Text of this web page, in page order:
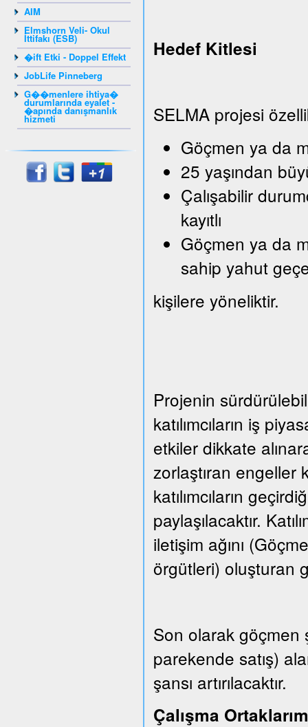
AIM
Elmshorn Veli- Okul
İttifakı (ESB)
�ift Etki - Doppel Effekt
JobLife Pinneberg
G��menlere ihtiya�
durumlarında eyalet -
�apında danışmanlık
hizmeti
Hedef Kitlesi
SELMA projesi
Göçmen ya da
25 yaşından
Çalışabilir
kayıtlı
Göçmen ya da
sahip yahut
kişilere yöneliktir.
Projenin
katılımcıların iş
etkiler dikkate
zorlaştıran engeller
katılımcıların
paylaşılacaktır.
iletişim ağını
örgütleri) oluşturan
Son olarak göçmen
parekende satış)
şansı artırılacaktır.
Çalışma